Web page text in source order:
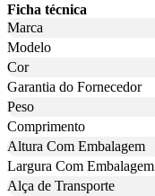
Ficha técnica
Marca
Modelo
Cor
Garantia do Fornecedor
Peso
Comprimento
Altura Com Embalagem
Largura Com Embalagem
Alça de Transporte